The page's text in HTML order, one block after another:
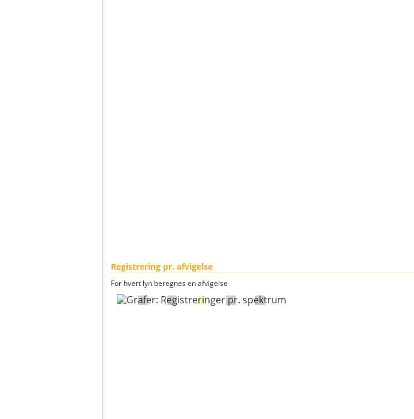
Registrering pr. afvigelse
For hvert lyn beregnes en afvigelse